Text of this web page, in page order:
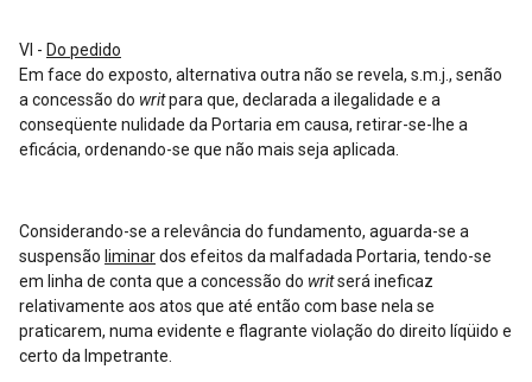
VI - Do pedido
Em face do exposto, alternativa outra não se revela, s.m.j., senão
a concessão do writpara que, declarada a ilegalidade e a
conseqüente nulidade da Portaria em causa, retirar-se-lhe a
eficácia, ordenando-se que não mais seja aplicada.
Considerando-se a relevância do fundamento, aguarda-se a
suspensão liminardos efeitos da malfadada Portaria, tendo-se
em linha de conta que a concessão do writserá ineficaz
relativamente aos atos que até então com base nela se
praticarem, numa evidente e flagrante violação do direito líqüido e
certo da Impetrante.